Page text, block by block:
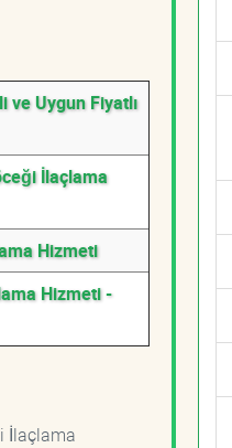
ve Uygun Fiyatlı
İlaçlama
Hizmeti
Hizmeti -
İlaçlama